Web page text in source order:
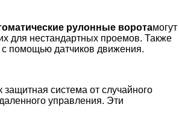
рулонные воротамогут
для нестандартных проемов. Также
с помощью датчиков движения.
система от случайного
управления. Эти